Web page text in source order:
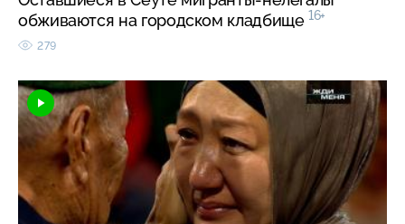
обживаются на городском кладбище 16+
279